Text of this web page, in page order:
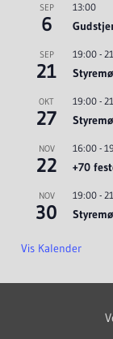
SEP
6
13:00
SEP
21
19:00-
OKT
27
19:00-
NOV
22
16:00-
+70
NOV
30
19:00-
Vis Kalender